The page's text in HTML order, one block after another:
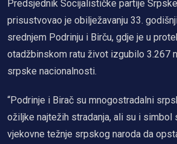
Predsjednik Socijalističke partije
prisustvovao je obilježavanju 33.
srednjem Podrinju i Birču, gdje je u
otadžbinskom ratu život izgubilo 3.267
srpske nacionalnosti.
“Podrinje i Birač su mnogostradalni
ožiljke najtežih stradanja, ali su i simbol
vjekovne težnje srpskog naroda da